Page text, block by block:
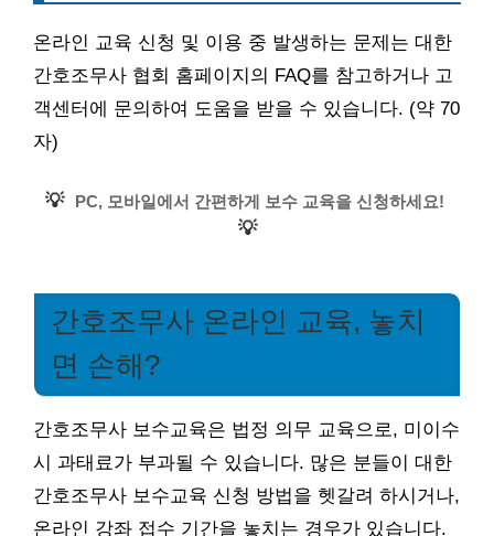
온라인 교육 신청 및 이용 중 발생하는 문제는 대한
간호조무사 협회 홈페이지의 FAQ를 참고하거나 고
객센터에 문의하여 도움을 받을 수 있습니다. (약 70
자)
💡 PC, 모바일에서 간편하게 보수 교육을 신청하세요!
💡
간호조무사 온라인 교육, 놓치
면 손해?
간호조무사 보수교육은 법정 의무 교육으로, 미이수
시 과태료가 부과될 수 있습니다. 많은 분들이 대한
간호조무사 보수교육 신청 방법을 헷갈려 하시거나,
온라인 강좌 접수 기간을 놓치는 경우가 있습니다.